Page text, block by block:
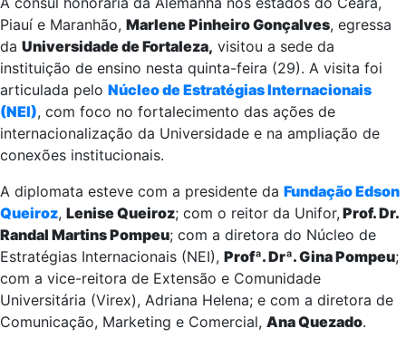
A cônsul honorária da Alemanha nos estados do Ceará,
Piauí e Maranhão, Marlene Pinheiro Gonçalves, egressa
da Universidade de Fortaleza, visitou a sede da
instituição de ensino nesta quinta-feira (29). A visita foi
articulada pelo Núcleo de Estratégias Internacionais
(NEI), com foco no fortalecimento das ações de
internacionalização da Universidade e na ampliação de
conexões institucionais.
A diplomata esteve com a presidente da Fundação Edson
Queiroz, Lenise Queiroz; com o reitor da Unifor, Prof. Dr.
Randal Martins Pompeu; com a diretora do Núcleo de
Estratégias Internacionais (NEI), Profª. Drª. Gina Pompeu;
com a vice-reitora de Extensão e Comunidade
Universitária (Virex), Adriana Helena; e com a diretora de
Comunicação, Marketing e Comercial, Ana Quezado.